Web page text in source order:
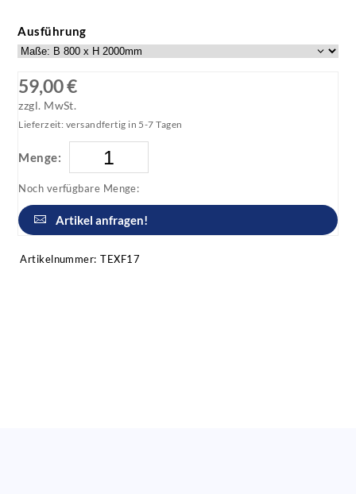
Ausführung
59,00 €
zzgl. MwSt.
Lieferzeit: versandfertig in 5-7 Tagen
Menge:
Noch verfügbare Menge:
Artikel anfragen!
Artikelnummer: TEXF17